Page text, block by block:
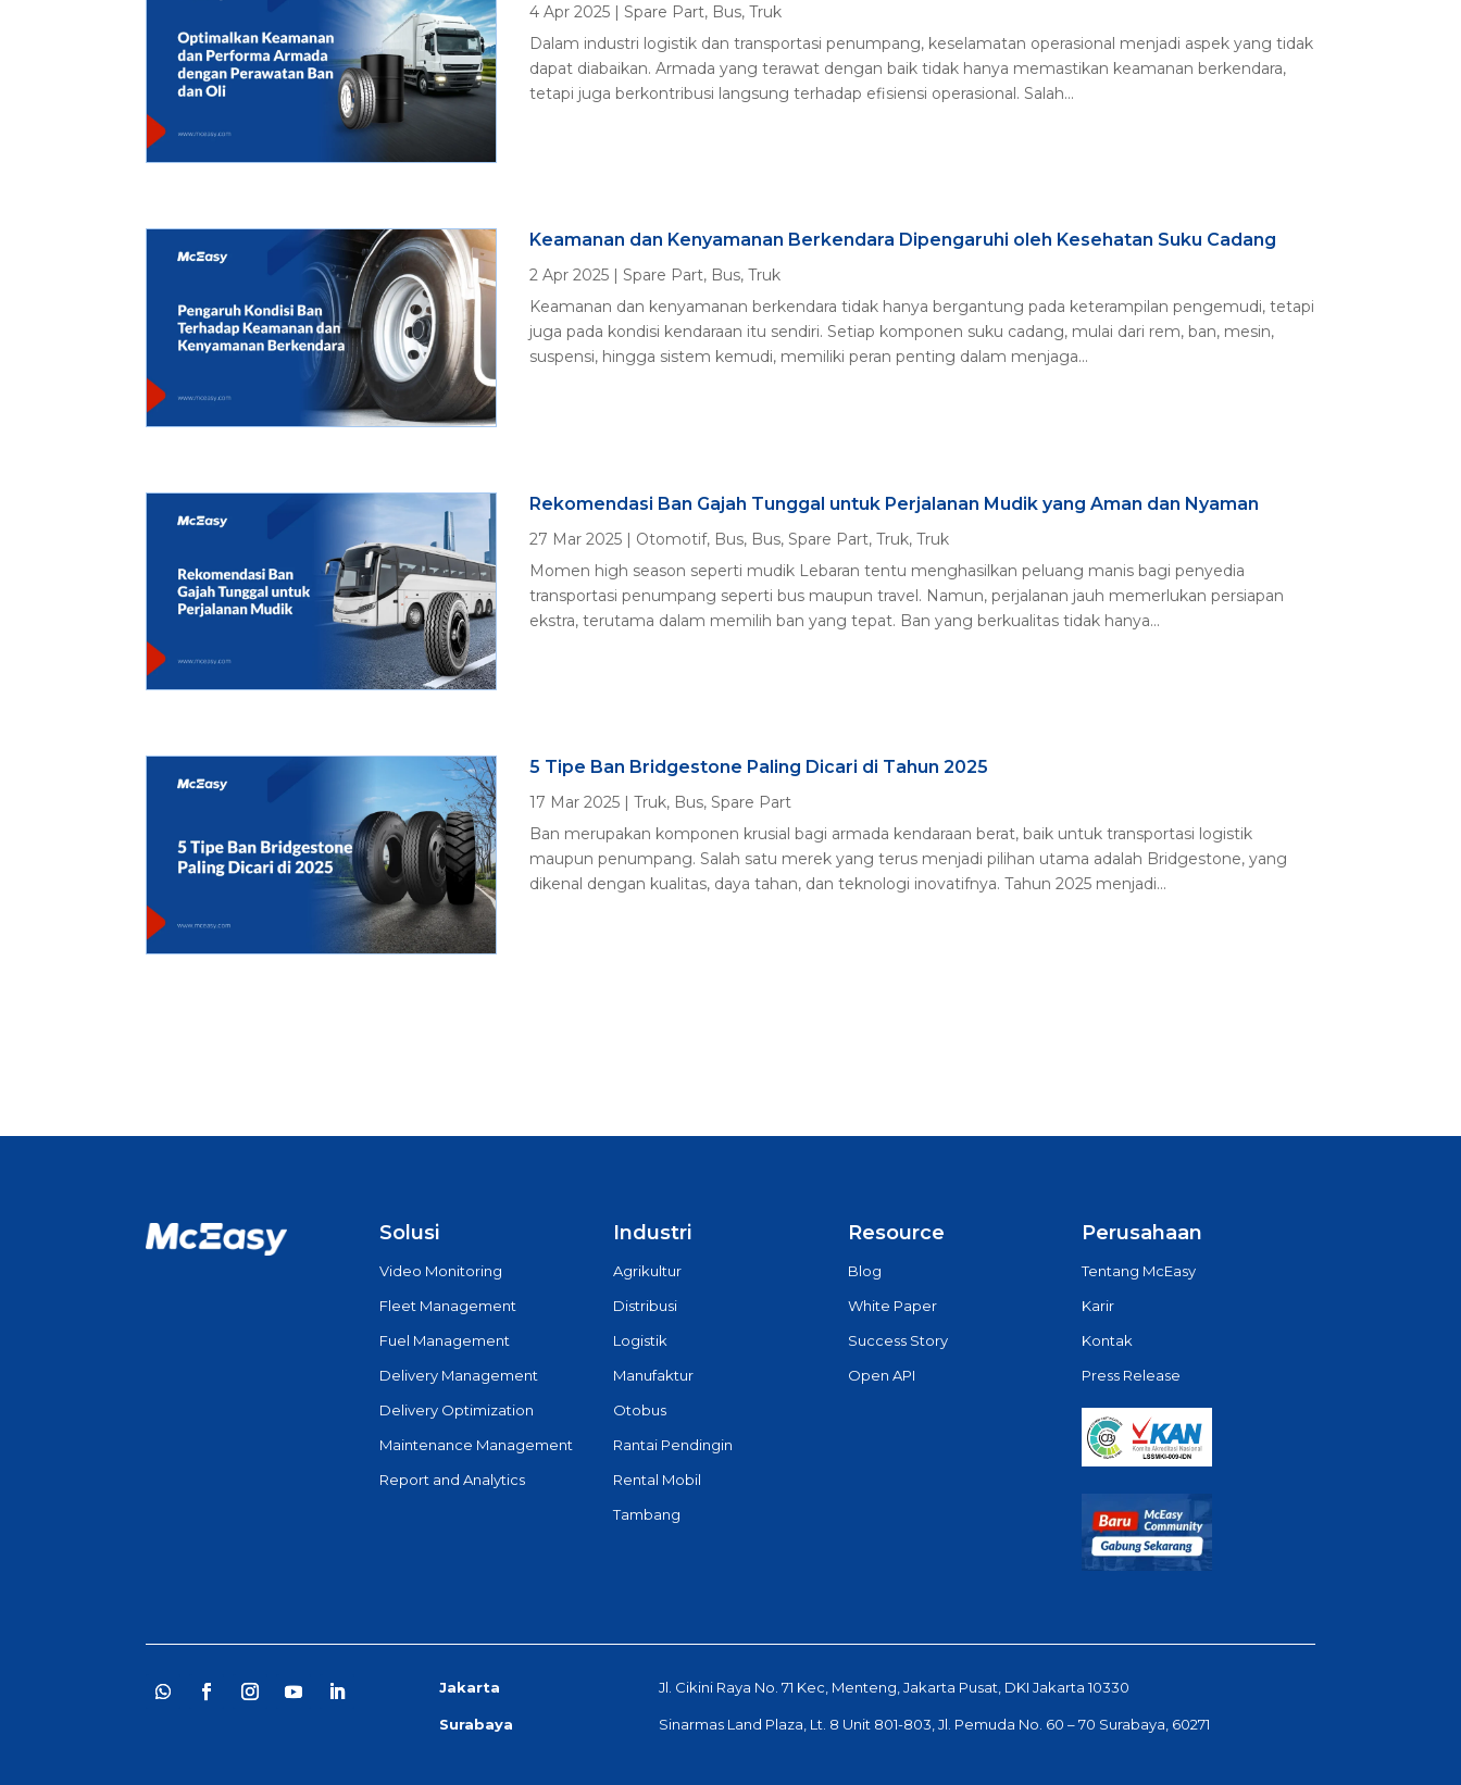
4 Apr 2025| Spare Part, Bus, Truk
Dalam industri logistik dan transportasi penumpang, keselamatan operasional menjadi aspek yang tidak
dapat diabaikan. Armada yang terawat dengan baik tidak hanya memastikan keamanan berkendara,
tetapi juga berkontribusi langsung terhadap efisiensi operasional. Salah...
Keamanan dan Kenyamanan Berkendara Dipengaruhi oleh Kesehatan Suku Cadang
2 Apr 2025| Spare Part, Bus, Truk
Keamanan dan kenyamanan berkendara tidak hanya bergantung pada keterampilan pengemudi, tetapi
juga pada kondisi kendaraan itu sendiri. Setiap komponen suku cadang, mulai dari rem, ban, mesin,
suspensi, hingga sistem kemudi, memiliki peran penting dalam menjaga...
Rekomendasi Ban Gajah Tunggal untuk Perjalanan Mudik yang Aman dan Nyaman
27 Mar 2025| Otomotif, Bus, Bus, Spare Part, Truk, Truk
Momen high season seperti mudik Lebaran tentu menghasilkan peluang manis bagi penyedia
transportasi penumpang seperti bus maupun travel. Namun, perjalanan jauh memerlukan persiapan
ekstra, terutama dalam memilih ban yang tepat. Ban yang berkualitas tidak hanya...
5 Tipe Ban Bridgestone Paling Dicari di Tahun 2025
17 Mar 2025| Truk, Bus, Spare Part
Ban merupakan komponen krusial bagi armada kendaraan berat, baik untuk transportasi logistik
maupun penumpang. Salah satu merek yang terus menjadi pilihan utama adalah Bridgestone, yang
dikenal dengan kualitas, daya tahan, dan teknologi inovatifnya. Tahun 2025 menjadi...
Solusi
Video Monitoring
Fleet Management
Fuel Management
Delivery Management
Delivery Optimization
Maintenance Management
Report and Analytics
Industri
Agrikultur
Distribusi
Logistik
Manufaktur
Otobus
Rantai Pendingin
Rental Mobil
Tambang
Resource
Blog
White Paper
Success Story
Open API
Perusahaan
Tentang McEasy
Karir
Kontak
Press Release
Jakarta Jl. Cikini Raya No. 71 Kec, Menteng, Jakarta Pusat, DKI Jakarta 10330
Surabaya Sinarmas Land Plaza, Lt. 8 Unit 801-803, Jl. Pemuda No. 60 – 70 Surabaya, 60271